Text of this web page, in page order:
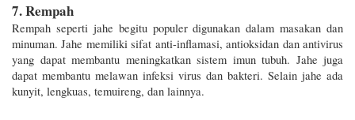
7. Rempah
Rempah seperti jahe begitu populer digunakan dalam masakan dan
minuman. Jahe memiliki sifat anti-inflamasi, antioksidan dan antivirus
yang dapat membantu meningkatkan sistem imun tubuh. Jahe juga
dapat membantu melawan infeksi virus dan bakteri. Selain jahe ada
kunyit, lengkuas, temuireng, dan lainnya.